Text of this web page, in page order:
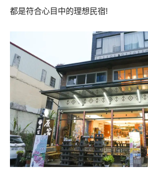
都是符合心目中的理想民宿!